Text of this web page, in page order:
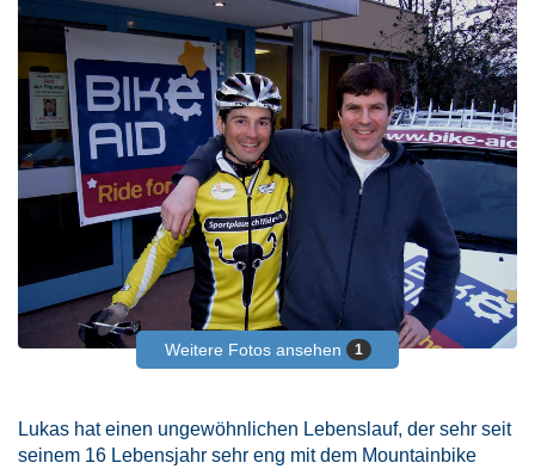
Weitere Fotos ansehen 1
Lukas hat einen ungewöhnlichen Lebenslauf, der sehr seit
seinem 16 Lebensjahr sehr eng mit dem Mountainbike